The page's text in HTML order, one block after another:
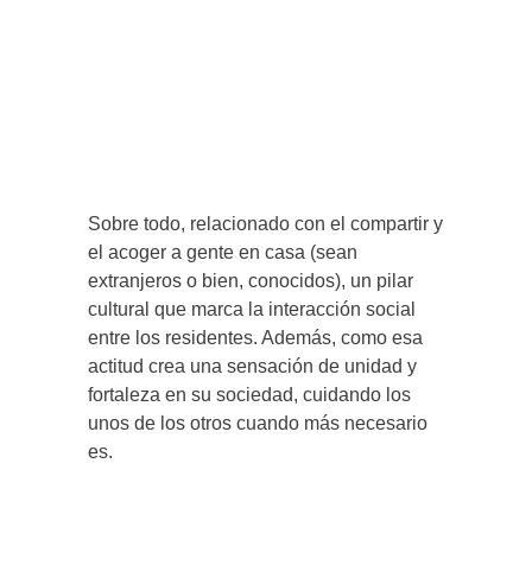
Sobre todo, relacionado con el compartir y
el acoger a gente en casa (sean
extranjeros o bien, conocidos), un pilar
cultural que marca la interacción social
entre los residentes. Además, como esa
actitud crea una sensación de unidad y
fortaleza en su sociedad, cuidando los
unos de los otros cuando más necesario
es.